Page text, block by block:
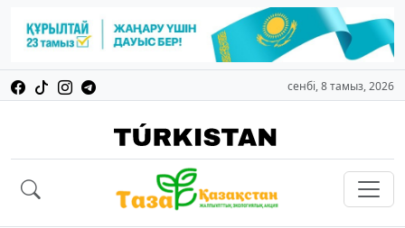
сенбі, 8 тамыз, 2026